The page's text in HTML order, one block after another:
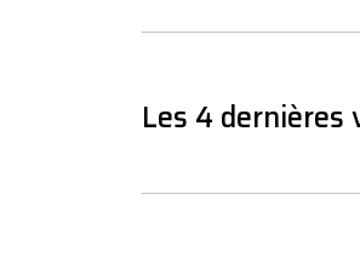
Les 4 dernières